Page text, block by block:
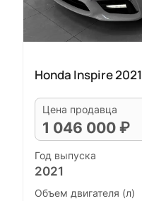
Honda Inspire 2021
Цена продавца
1 046 000 ₽
Год выпуска
2021
Объем двигателя (л)